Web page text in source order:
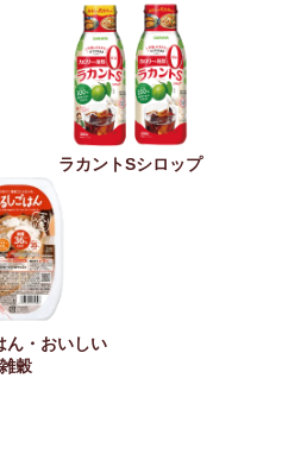
ラカントSシロップ
ん・おいしい
雑穀